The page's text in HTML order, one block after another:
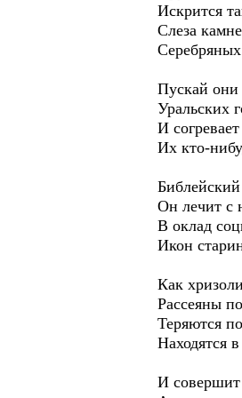
Искрится
Слеза
Пускай они
Уральских
И
Их кто-
Он лечит с
В оклад
Икон
Как
Рассеяны
Теряются
Находятся
И совершит